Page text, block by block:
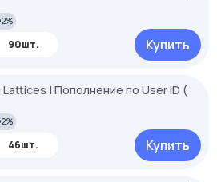
2%
90шт. Купить
Lattices | Пополнение по User ID (
2%
46шт. Купить